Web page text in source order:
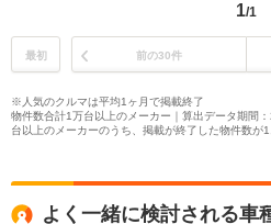
1/1
最初 前の30件
※人気のクルマは平均1ヶ月で掲載終了
物件数合計1万台以上のメーカー｜算出データ期間
台以上のメーカーのうち、掲載が終了した物件数が
よく一緒に検討される車